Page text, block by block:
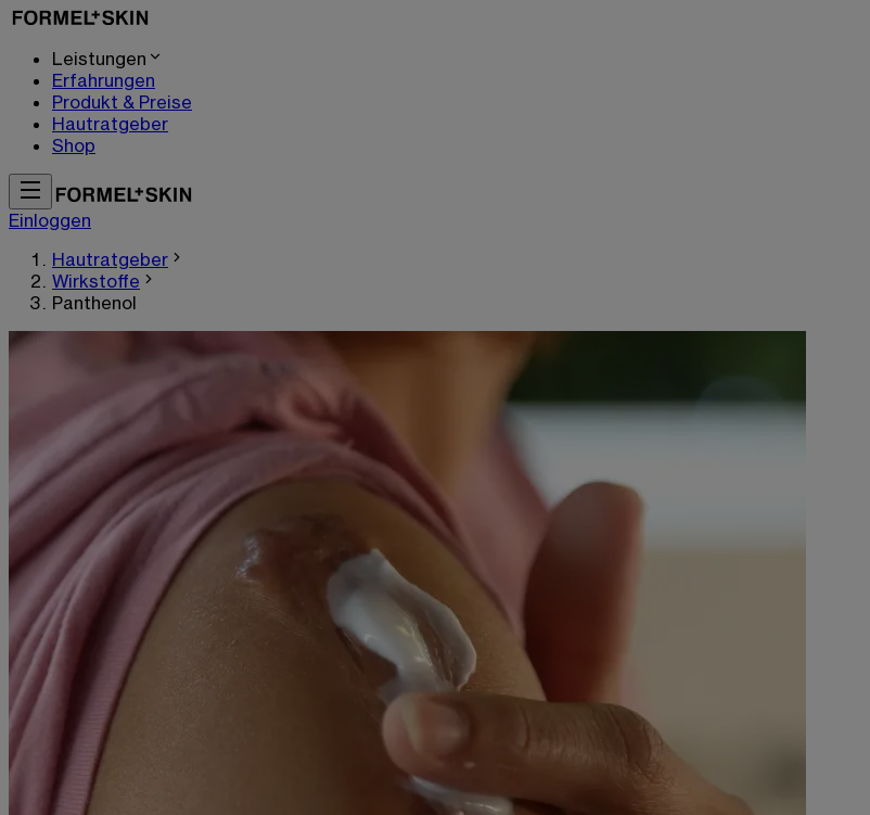
Leistungen
Erfahrungen
Produkt & Preise
Hautratgeber
Shop
Einloggen
Hautratgeber
Wirkstoffe
Panthenol